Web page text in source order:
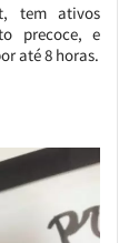
tem ativos
precoce, e
até 8 horas.